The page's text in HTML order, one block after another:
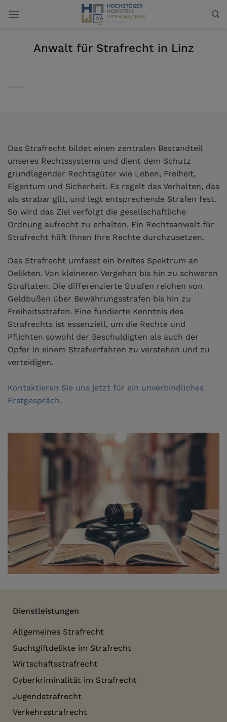
Inhalt
Anwalt für Strafrecht in Linz
Das Strafrecht bildet einen zentralen Bestandteil
unseres Rechtssystems und dient dem Schutz
grundlegender Rechtsgüter wie Leben, Freiheit,
Eigentum und Sicherheit. Es regelt das Verhalten, das
als strabar gilt, und legt entsprechende Strafen fest.
So wird das Ziel verfolgt die gesellschaftliche
Ordnung aufrecht zu erhalten. Ein Rechtsanwalt für
Strafrecht hilft Ihnen Ihre Rechte durchzusetzen.
Das Strafrecht umfasst ein breites Spektrum an
Delikten. Von kleineren Vergehen bis hin zu schweren
Straftaten. Die differenzierte Strafen reichen von
Geldbußen über Bewährungsstrafen bis hin zu
Freiheitsstrafen. Eine fundierte Kenntnis des
Strafrechts ist essenziell, um die Rechte und
Pflichten sowohl der Beschuldigten als auch der
Opfer in einem Strafverfahren zu verstehen und zu
verteidigen.
Kontaktieren Sie uns jetzt für ein unverbindliches
Erstgespräch.
Dienstleistungen
Allgemeines Strafrecht
Suchtgiftdelikte im Strafrecht
Wirtschaftsstrafrecht
Cyberkriminalität im Strafrecht
Jugendstrafrecht
Verkehrsstrafrecht